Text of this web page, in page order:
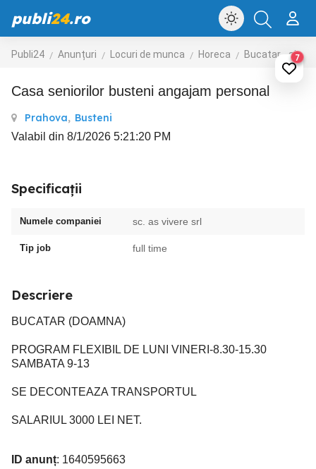
publi24.ro
Publi24 Anunțuri Locuri de munca Horeca Bucatar - ajutor bucatar7
Casa seniorilor busteni angajam personal
Prahova, Busteni
Valabil din 8/1/2026 5:21:20 PM
Specificații
Numele companiei sc. as vivere srl
Tip job full time
Descriere
BUCATAR (DOAMNA)
PROGRAM FLEXIBIL DE LUNI VINERI-8.30-15.30
SAMBATA 9-13
SE DECONTEAZA TRANSPORTUL
SALARIUL 3000 LEI NET.
ID anunț: 1640595663